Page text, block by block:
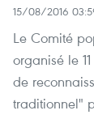
15/08/2016
Le Comité
organisé le
de
traditionnel"